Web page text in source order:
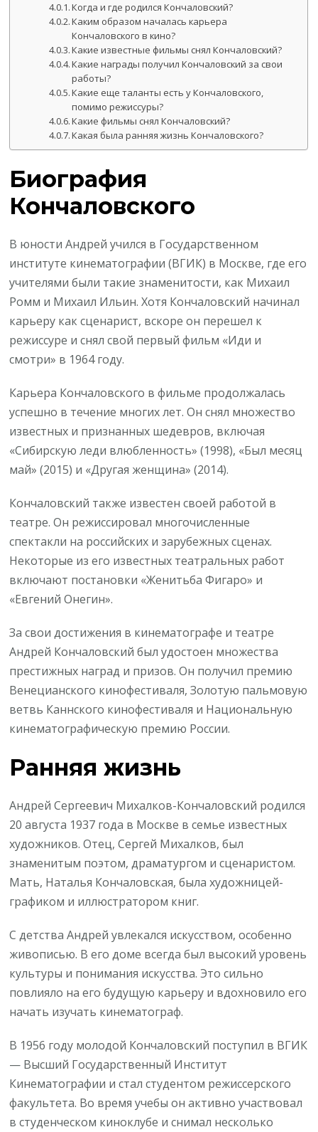
Когда и где родился Кончаловский?
Каким образом началась карьера
Кончаловского в кино?
Какие известные фильмы снял Кончаловский?
Какие награды получил Кончаловский за свои
работы?
Какие еще таланты есть у Кончаловского,
помимо режиссуры?
Какие фильмы снял Кончаловский?
Какая была ранняя жизнь Кончаловского?
Биография
Кончаловского
В юности Андрей учился в Государственном
институте кинематографии (ВГИК) в Москве, где его
учителями были такие знаменитости, как Михаил
Ромм и Михаил Ильин. Хотя Кончаловский начинал
карьеру как сценарист, вскоре он перешел к
режиссуре и снял свой первый фильм «Иди и
смотри» в 1964 году.
Карьера Кончаловского в фильме продолжалась
успешно в течение многих лет. Он снял множество
известных и признанных шедевров, включая
«Сибирскую леди влюбленность» (1998), «Был месяц
май» (2015) и «Другая женщина» (2014).
Кончаловский также известен своей работой в
театре. Он режиссировал многочисленные
спектакли на российских и зарубежных сценах.
Некоторые из его известных театральных работ
включают постановки «Женитьба Фигаро» и
«Евгений Онегин».
За свои достижения в кинематографе и театре
Андрей Кончаловский был удостоен множества
престижных наград и призов. Он получил премию
Венецианского кинофестиваля, Золотую пальмовую
ветвь Каннского кинофестиваля и Национальную
кинематографическую премию России.
Ранняя жизнь
Андрей Сергеевич Михалков-Кончаловский родился
20 августа 1937 года в Москве в семье известных
художников. Отец, Сергей Михалков, был
знаменитым поэтом, драматургом и сценаристом.
Мать, Наталья Кончаловская, была художницей-
графиком и иллюстратором книг.
С детства Андрей увлекался искусством, особенно
живописью. В его доме всегда был высокий уровень
культуры и понимания искусства. Это сильно
повлияло на его будущую карьеру и вдохновило его
начать изучать кинематограф.
В 1956 году молодой Кончаловский поступил в ВГИК
— Высший Государственный Институт
Кинематографии и стал студентом режиссерского
факультета. Во время учебы он активно участвовал
в студенческом киноклубе и снимал несколько